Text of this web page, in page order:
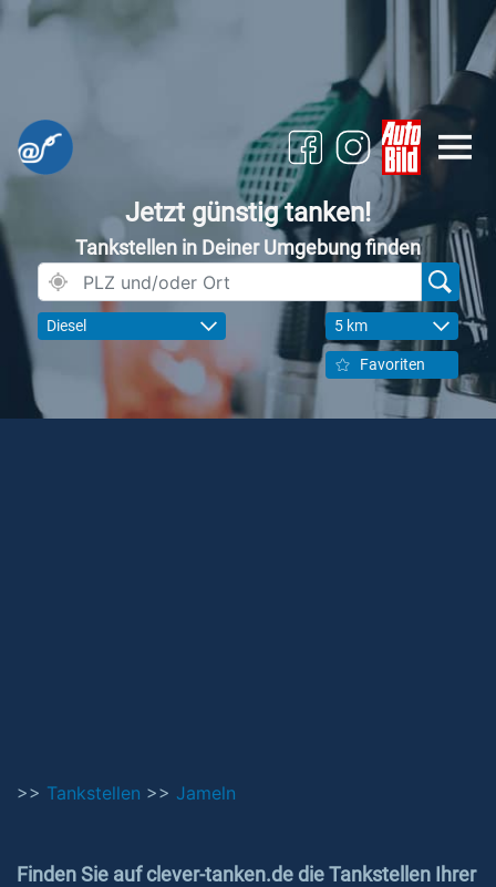
Jetzt günstig tanken!
Tankstellen in Deiner Umgebung finden
Diesel 5 km
Favoriten
>> Tankstellen >> Jameln
Finden Sie auf clever-tanken.de die Tankstellen Ihrer